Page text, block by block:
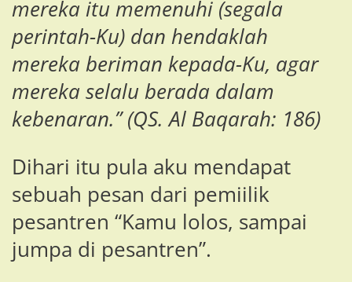
mereka itu memenuhi (segala
perintah-Ku) dan hendaklah
mereka beriman kepada-Ku, agar
mereka selalu berada dalam
kebenaran.” (QS. Al Baqarah: 186)
Dihari itu pula aku mendapat
sebuah pesan dari pemiilik
pesantren “Kamu lolos, sampai
jumpa di pesantren”.